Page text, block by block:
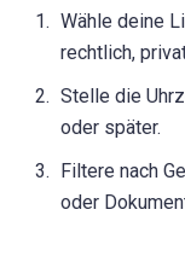
Wähle deine
rechtlich,
Stelle die
oder später.
Filtere nach
oder